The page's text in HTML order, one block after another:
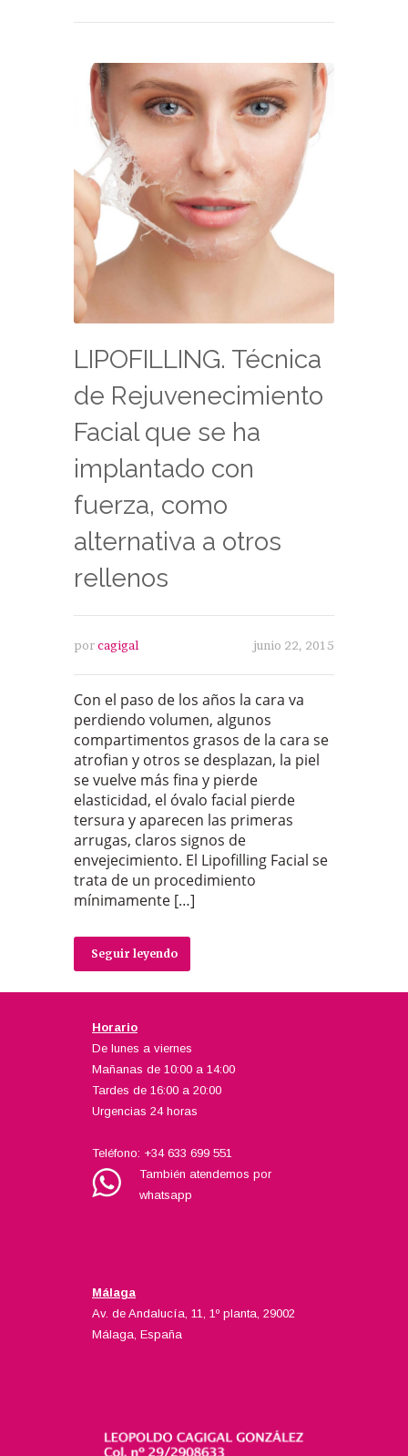
LIPOFILLING. Técnica
de Rejuvenecimiento
Facial que se ha
implantado con
fuerza, como
alternativa a otros
rellenos
porcagigal junio 22, 2015
Con el paso de los años la cara va
perdiendo volumen, algunos
compartimentos grasos de la cara se
atrofian y otros se desplazan, la piel
se vuelve más fina y pierde
elasticidad, el óvalo facial pierde
tersura y aparecen las primeras
arrugas, claros signos de
envejecimiento. El Lipofilling Facial se
trata de un procedimiento
mínimamente […]
Seguir leyendo
Horario
De lunes a viernes
Mañanas de 10:00 a 14:00
Tardes de 16:00 a 20:00
Urgencias 24 horas
Teléfono: +34 633 699 551
También atendemos por
whatsapp
Málaga
Av. de Andalucía, 11, 1º planta, 29002
Málaga, España